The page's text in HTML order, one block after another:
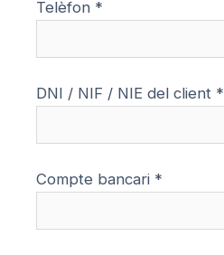
Telèfon *
DNI / NIF / NIE del client *
Compte bancari *